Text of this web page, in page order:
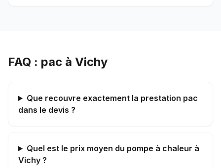
FAQ : pac à Vichy
Que recouvre exactement la prestation pac
dans le devis ?
Quel est le prix moyen du pompe à chaleur à
Vichy ?